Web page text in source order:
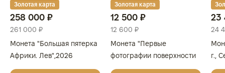
Золотая карта
258 000 ₽
261 000 ₽
Монета "Большая пятерка
Африки. Лев",2026
г.,Серебро, 311 гр.,проба
Золотая карта
12 500 ₽
12 600 ₽
Монета "Первые
фотографии поверхности
Венеры", СПМД, 2025 г.,
23
24
г.,